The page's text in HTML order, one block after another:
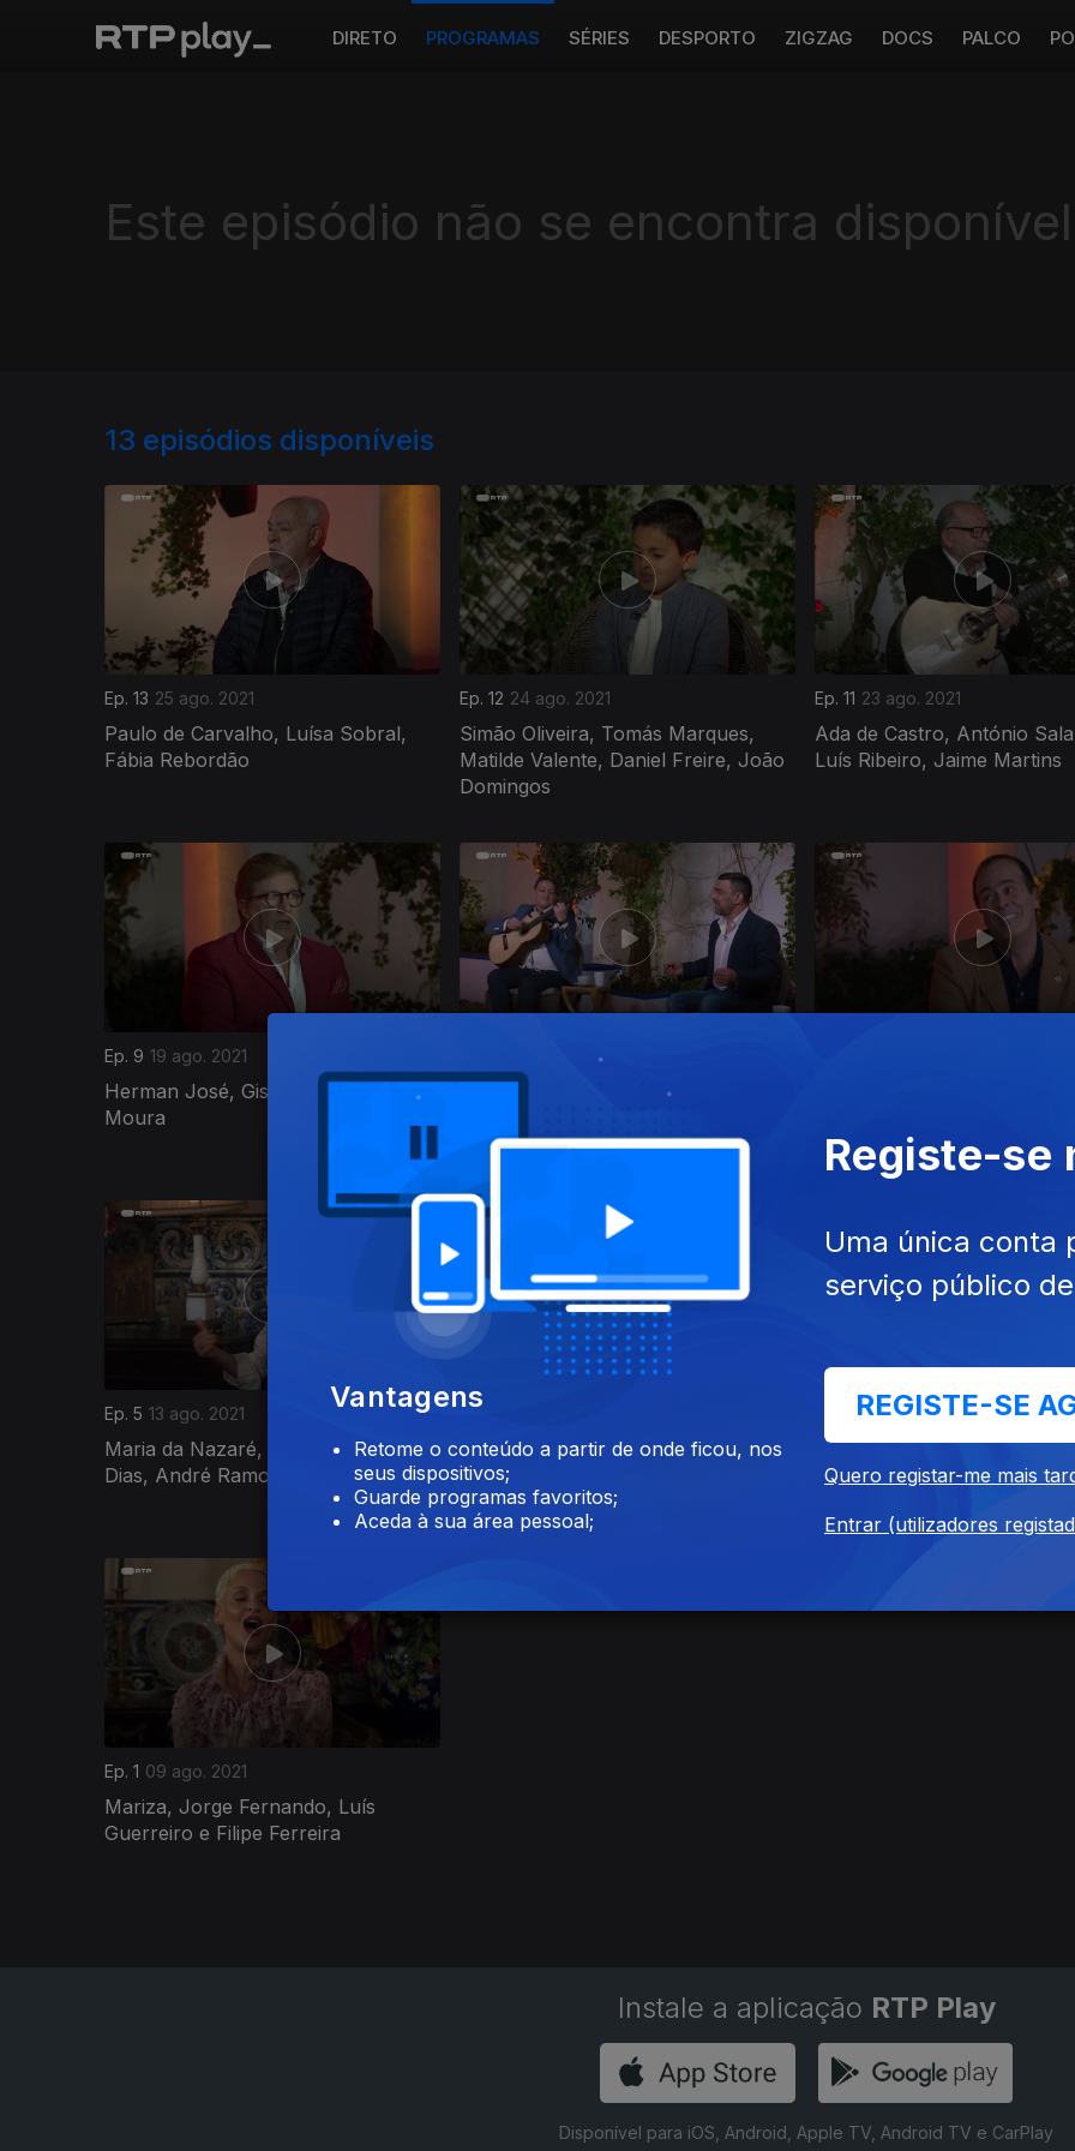
DIRETO PROGRAMAS SÉRIES DESPORTO ZIGZAG DOCS PALCO
Este episódio não se encontra disponível
13 episódios disponíveis
Ep. 13 25 ago. 2021
Paulo de Carvalho, Luísa Sobral,
Fábia Rebordão
Ep. 12 24 ago. 2021
Simão Oliveira, Tomás Marques,
Matilde Valente, Daniel Freire, João
Domingos
Ep. 11 23 ago. 2021
Ada de Castro, António
Luís Ribeiro, Jaime Martins
Ep. 9 19 ago. 2021
Herman José, Gisela João e Miguel
Moura
18 ago. 2021
Artur Batalha, Conceição Ribeiro,
Pedro...
Ep. 5 13 ago. 2021
Maria da Nazaré, Anabela, André
Dias, André Ramos
Ep. 4
Marco Paulo, Gonçalo Salgueiro,
Guilherme Banza, Rogério Ferreira
11 ago. 2021
António Chaínho, José
Neto, Ângelo Freire, Carlos
562066
Ep. 1 09 ago. 2021
Mariza, Jorge Fernando, Luís
Guerreiro e Filipe Ferreira
561902
Instale a aplicação RTP Play
Disponível para iOS, Android, Apple TV, Android TV e CarPlay
Vantagens
Retome o conteúdo a partir de onde ficou, nos
seus dispositivos;
Guarde programas favoritos;
Aceda à sua área pessoal;
Registe-se
Uma única conta
serviço público
REGISTE-SE
Quero registar-me mais
Entrar (utilizadores